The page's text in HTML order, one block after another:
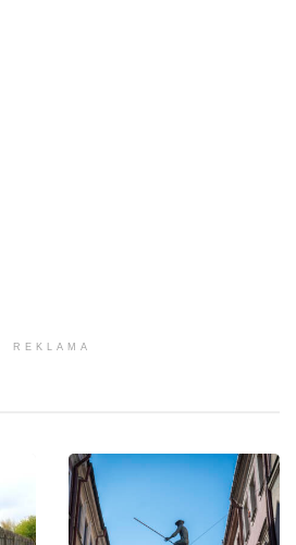
REKLAMA